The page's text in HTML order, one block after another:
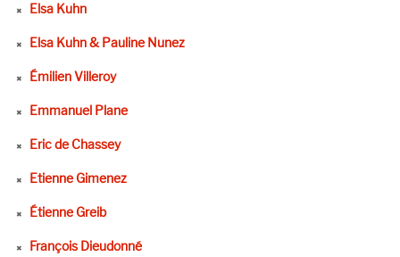
Elsa Kuhn
Elsa Kuhn & Pauline Nunez
Émilien Villeroy
Emmanuel Plane
Eric de Chassey
Etienne Gimenez
Étienne Greib
François Dieudonné